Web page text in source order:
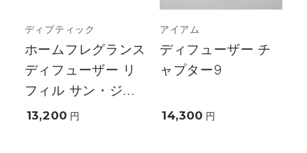
ディプティック
ホームフレグランス
ディフューザー リ
フィル サン・ジ...
13,200 円
アイアム
ディフューザー チ
ャプター9
14,300 円